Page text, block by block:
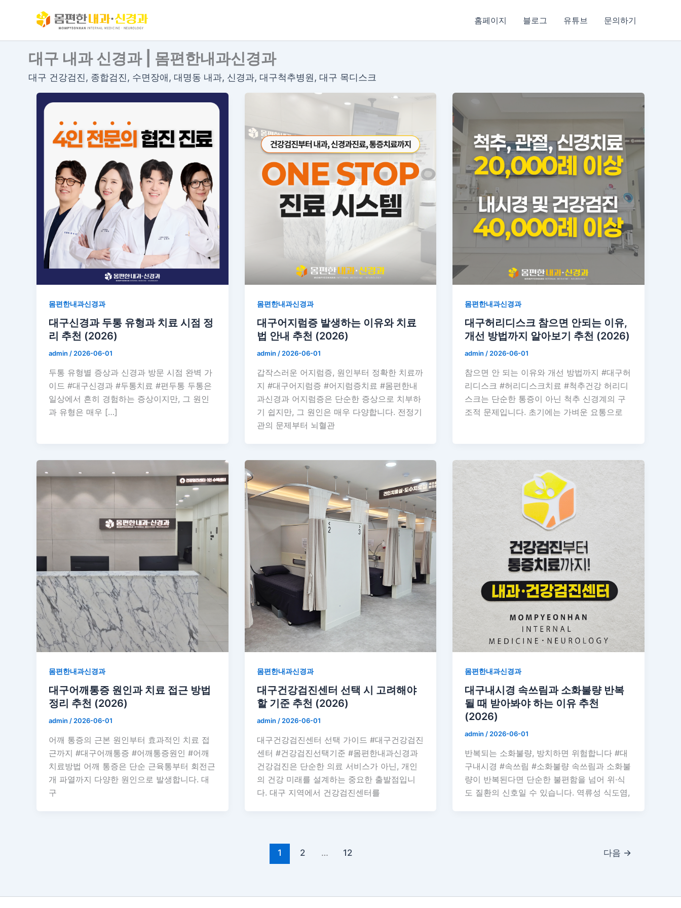
홈페이지 블로그 유튜브 문의하기
대구 내과 신경과 | 몸편한내과신경과
대구 건강검진, 종합검진, 수면장애, 대명동 내과, 신경과, 대구척추병원, 대구 목디스크
몸편한내과신경과
대구신경과 두통 유형과 치료 시점 정
리 추천 (2026)
admin /2026-06-01
두통 유형별 증상과 신경과 방문 시점 완벽 가
이드 #대구신경과 #두통치료 #편두통 두통은
일상에서 흔히 경험하는 증상이지만, 그 원인
과 유형은 매우 […]
몸편한내과신경과
대구어지럼증 발생하는 이유와 치료
법 안내 추천 (2026)
admin /2026-06-01
갑작스러운 어지럼증, 원인부터 정확한 치료까
지 #대구어지럼증 #어지럼증치료 #몸편한내
과신경과 어지럼증은 단순한 증상으로 치부하
기 쉽지만, 그 원인은 매우 다양합니다. 전정기
관의 문제부터 뇌혈관
몸편한내과신경과
대구허리디스크 참으면 안되는 이유,
개선 방법까지 알아보기 추천 (2026)
admin/2026-06-01
참으면 안 되는 이유와 개선 방법까지 #대구허
리디스크 #허리디스크치료 #척추건강 허리디
스크는 단순한 통증이 아닌 척추 신경계의 구
조적 문제입니다. 초기에는 가벼운 요통으로
몸편한내과신경과
대구어깨통증 원인과 치료 접근 방법
정리 추천 (2026)
admin /2026-06-01
어깨 통증의 근본 원인부터 효과적인 치료 접
근까지 #대구어깨통증 #어깨통증원인 #어깨
치료방법 어깨 통증은 단순 근육통부터 회전근
개 파열까지 다양한 원인으로 발생합니다. 대
구
몸편한내과신경과
대구건강검진센터 선택 시 고려해야
할 기준 추천 (2026)
admin /2026-06-01
대구건강검진센터 선택 가이드 #대구건강검진
센터 #건강검진선택기준 #몸편한내과신경과
건강검진은 단순한 의료 서비스가 아닌, 개인
의 건강 미래를 설계하는 중요한 출발점입니
다. 대구 지역에서 건강검진센터를
몸편한내과신경과
대구내시경 속쓰림과 소화불량 반복
될 때 받아봐야 하는 이유 추천
(2026)
admin/2026-06-01
반복되는 소화불량, 방치하면 위험합니다 #대
구내시경 #속쓰림 #소화불량 속쓰림과 소화불
량이 반복된다면 단순한 불편함을 넘어 위·식
도 질환의 신호일 수 있습니다. 역류성 식도염,
1 2 … 12 다음 →